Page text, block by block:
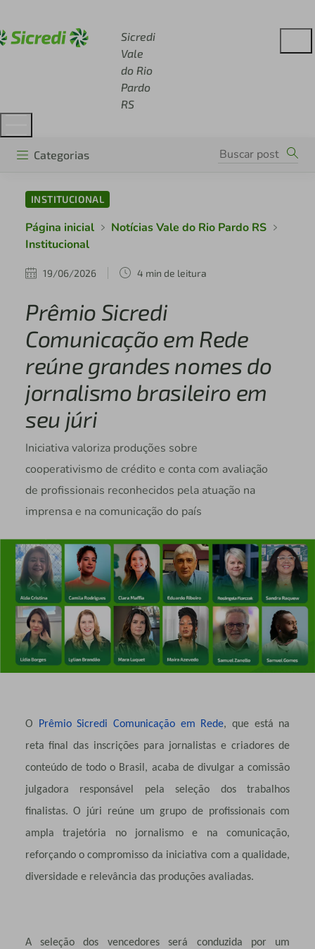
Sicredi
Vale
do Rio
Pardo
RS
Categorias
INSTITUCIONAL
Página inicial
Notícias Vale do Rio Pardo RS
Institucional
19/06/2026 4 min de leitura
Prêmio Sicredi
Comunicação em Rede
reúne grandes nomes do
jornalismo brasileiro em
seu júri
Iniciativa valoriza produções sobre
cooperativismo de crédito e conta com avaliação
de profissionais reconhecidos pela atuação na
imprensa e na comunicação do país
O Prêmio Sicredi Comunicação em Rede, que está na
reta final das inscrições para jornalistas e criadores de
conteúdo de todo o Brasil, acaba de divulgar a comissão
julgadora responsável pela seleção dos trabalhos
finalistas. O júri reúne um grupo de profissionais com
ampla trajetória no jornalismo e na comunicação,
reforçando o compromisso da iniciativa com a qualidade,
diversidade e relevância das produções avaliadas.
A seleção dos vencedores será conduzida por um